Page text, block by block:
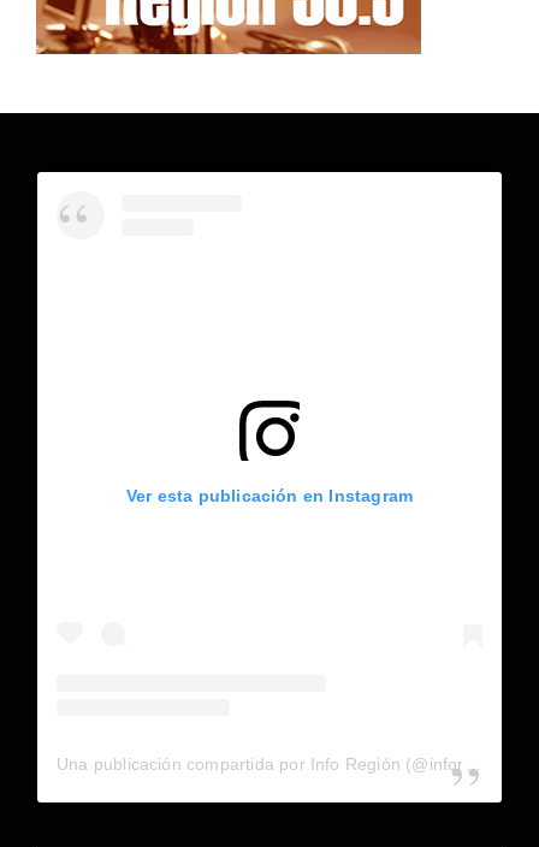
Ver esta publicación en Instagram
Una publicación compartida por Info Región (@inforegion_redes)